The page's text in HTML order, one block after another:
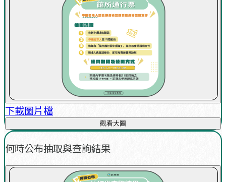
下載圖片檔
觀看大圖
何時公布抽取與查詢結果